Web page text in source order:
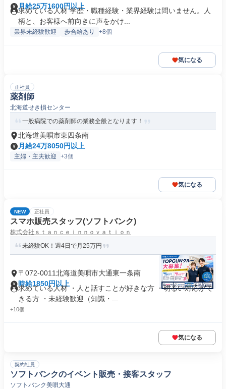
月給25万1600円以上
求めている人材 学歴・職種経験・業界経験は問いません。人
柄と、お客様へ前向きに声をかけ...
業界未経験歓迎 歩合給あり +8個
気になる
正社員
薬剤師
北海道せき損センター
一般病院での薬剤師の業務全般となります！
北海道美唄市東四条南
月給24万8050円以上
主婦・主夫歓迎 +3個
気になる
NEW 正社員
スマホ販売スタッフ(ソフトバンク)
株式会社ｓｔａｎｃｅｉｎｎｏｖａｔｉｏｎ
未経験OK！週4日で月25万円
〒072-0011北海道美唄市大通東一条南
時給1850円以上
求めている人材 ・人と話すことが好きな方 ・明るい対応がで
きる方 ・未経験歓迎（知識・...
+10個
気になる
契約社員
ソフトバンクのイベント販売・接客スタッフ
ソフトバンク美唄大通